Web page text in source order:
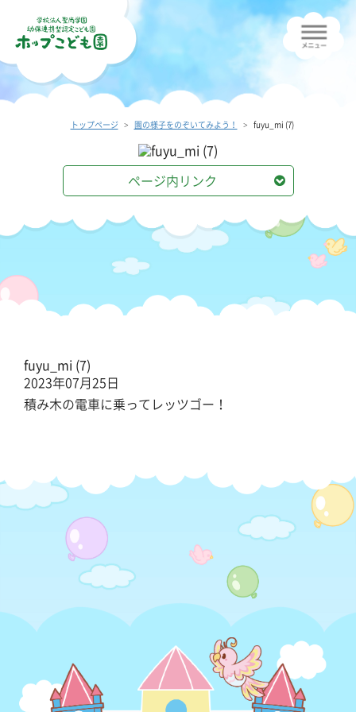
トップページ 園の様子をのぞいてみよう！ fuyu_mi (7)
ページ内リンク
fuyu_mi (7)
2023年07月25日
積み木の電車に乗ってレッツゴー！